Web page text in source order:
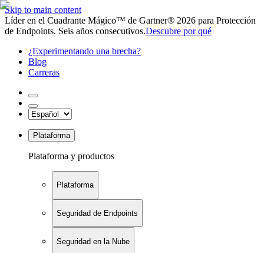
Skip to main content
Líder en el Cuadrante Mágico™ de Gartner® 2026 para Protección
de Endpoints. Seis años consecutivos.Descubre por qué
¿Experimentando una brecha?
Blog
Carreras
Plataforma
Plataforma y productos
Plataforma
Seguridad de Endpoints
Seguridad en la Nube